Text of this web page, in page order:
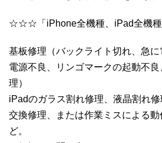
☆☆☆「iPhone全機種、iPad全機
基板修理（バックライト切れ、急
電源不良、リンゴマークの起動不
理）
iPadのガラス割れ修理、液晶割れ
交換修理、または作業ミスによる
ど。